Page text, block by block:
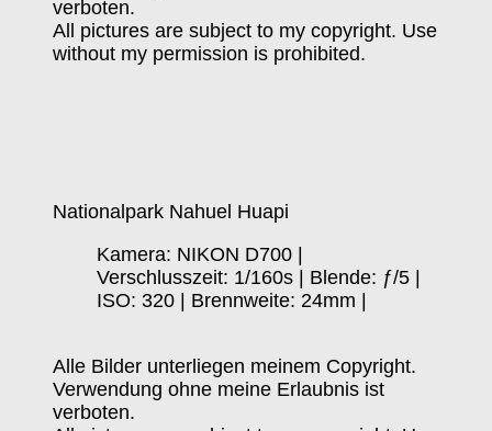
verboten.
All pictures are subject to my copyright. Use
without my permission is prohibited.
Nationalpark Nahuel Huapi
Kamera: NIKON D700 |
Verschlusszeit: 1/160s | Blende: ƒ/5 |
ISO: 320 | Brennweite: 24mm |
Alle Bilder unterliegen meinem Copyright.
Verwendung ohne meine Erlaubnis ist
verboten.